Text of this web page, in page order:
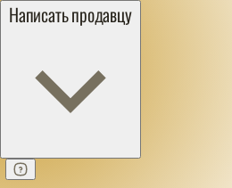
Написать продавцу